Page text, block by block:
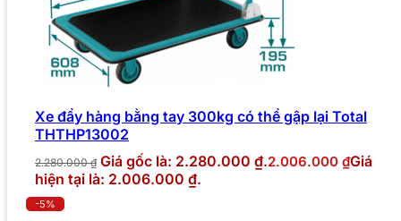
Xe đẩy hàng bằng tay 300kg có thể gập lại Total
THTHP13002
2.280.000₫ Giá gốc là: 2.280.000 ₫.2.006.000 ₫Giá
hiện tại là: 2.006.000 ₫.
-5%